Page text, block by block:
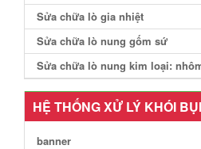
Sửa chữa lò gia nhiệt
Sửa chữa lò nung gốm sứ
Sửa chữa lò nung kim loại:
HỆ THỐNG XỬ LÝ KHÓI BỤI
banner